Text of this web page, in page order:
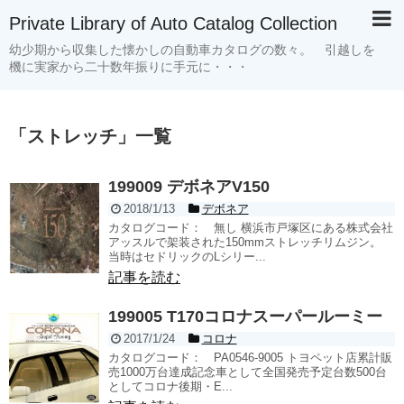
Private Library of Auto Catalog Collection
幼少期から収集した懐かしの自動車カタログの数々。 引越しを
機に実家から二十数年振りに手元に・・・
「 ストレッチ 」 一覧
199009 デボネアV150
2018/1/13
デボネア
カタログコード： 無し 横浜市戸塚区にある株式会社
アッスルで架装された150mmストレッチリムジン。
当時はセドリックのLシリー...
記事を読む
199005 T170コロナスーパールーミー
2017/1/24
コロナ
カタログコード： PA0546-9005 トヨペット店累計販
売1000万台達成記念車として全国発売予定台数500台
としてコロナ後期・E...